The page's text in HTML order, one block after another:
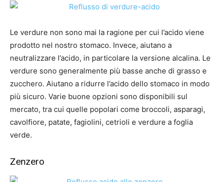
Le verdure non sono mai la ragione per cui l’acido viene
prodotto nel nostro stomaco. Invece, aiutano a
neutralizzare l’acido, in particolare la versione alcalina. Le
verdure sono generalmente più basse anche di grasso e
zucchero. Aiutano a ridurre l’acido dello stomaco in modo
più sicuro. Varie buone opzioni sono disponibili sul
mercato, tra cui quelle popolari come broccoli, asparagi,
cavolfiore, patate, fagiolini, cetrioli e verdure a foglia
verde.
Zenzero